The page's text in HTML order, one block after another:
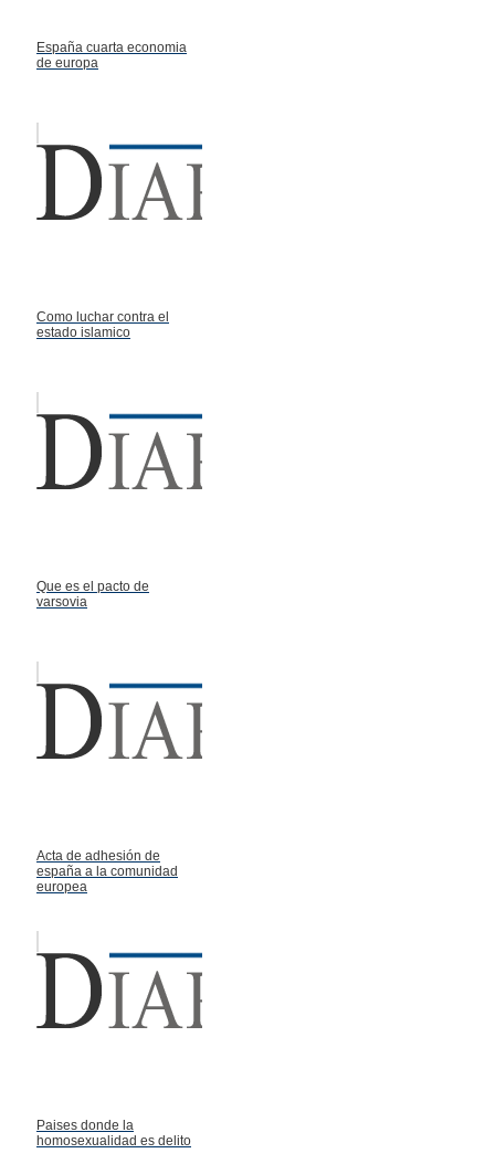
España cuarta economia
de europa
Como luchar contra el
estado islamico
Que es el pacto de
varsovia
Acta de adhesión de
españa a la comunidad
europea
Paises donde la
homosexualidad es delito